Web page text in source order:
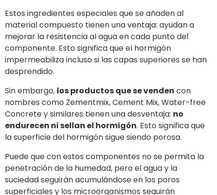
Estos ingredientes especiales que se añaden al
material compuesto tienen una ventaja: ayudan a
mejorar la resistencia al agua en cada punto del
componente. Esto significa que el hormigón
impermeabiliza incluso si las capas superiores se han
desprendido.
Sin embargo, los productos que se venden con
nombres como Zementmix, Cement Mix, Water-free
Concrete y similares tienen una desventaja: no
endurecen ni sellan el hormigón. Esto significa que
la superficie del hormigón sigue siendo porosa.
Puede que con estos componentes no se permita la
penetración de la humedad, pero el agua y la
suciedad seguirán acumulándose en los poros
superficiales y los microorganismos seguirán